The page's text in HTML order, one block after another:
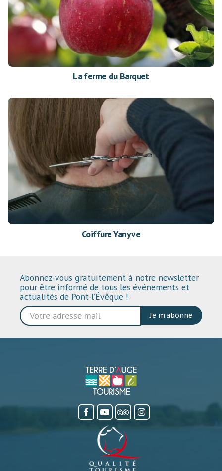
La ferme du Barquet
Coiffure Yanyve
Abonnez-vous gratuitement à notre newsletter
pour être informé de tous les événements et
actualités de Pont-l’Évêque !
Je m'abonne